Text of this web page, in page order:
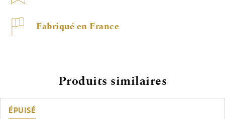
Fabriqué en France
Produits similaires
ÉPUISÉ